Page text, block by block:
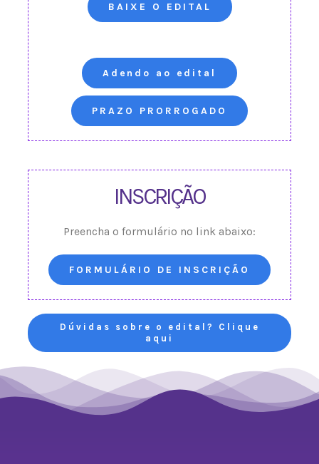
BAIXE O EDITAL
Adendo ao edital
PRAZO PRORROGADO
INSCRIÇÃO
Preencha o formulário no link abaixo:
FORMULÁRIO DE INSCRIÇÃO
Dúvidas sobre o edital? Clique
aqui